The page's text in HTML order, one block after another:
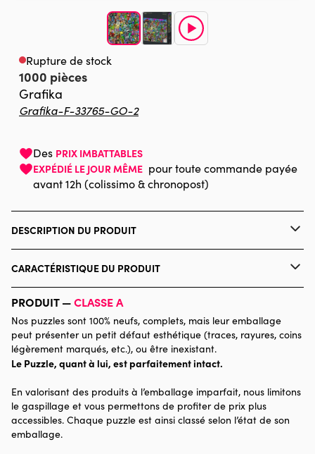
Rupture de stock
1000 pièces
Grafika
Grafika-F-33765-GO-2
Des PRIX IMBATTABLES
EXPÉDIÉ LE JOUR MÊME pour toute commande payée
avant 12h (colissimo & chronopost)
DESCRIPTION DU PRODUIT
Manuel Vila
CARACTÉRISTIQUE DU PRODUIT
Catégorie Puzzles - Collages
Age
Puzzle pour Adultes (500 à
Provenance Made in France
PRODUIT —CLASSE A
Nos puzzles sont 100% neufs, complets, mais leur emballage
peut présenter un petit défaut esthétique (traces, rayures, coins
légèrement marqués, etc.), ou être inexistant.
Le Puzzle, quant à lui, est parfaitement intact.
En valorisant des produits à l’emballage imparfait, nous limitons
le gaspillage et vous permettons de profiter de prix plus
accessibles. Chaque puzzle est ainsi classé selon l’état de son
emballage.